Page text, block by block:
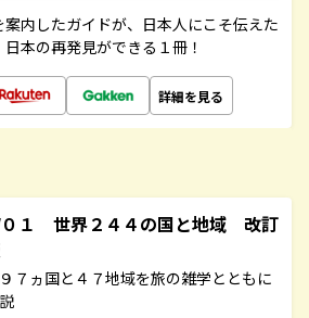
案内したガイドが、日本人にこそ伝えた
本の再発見ができる１冊！
詳細を見る
１ 世界２４４の国と地域 改訂
７ヵ国と４７地域を旅の雑学とともに